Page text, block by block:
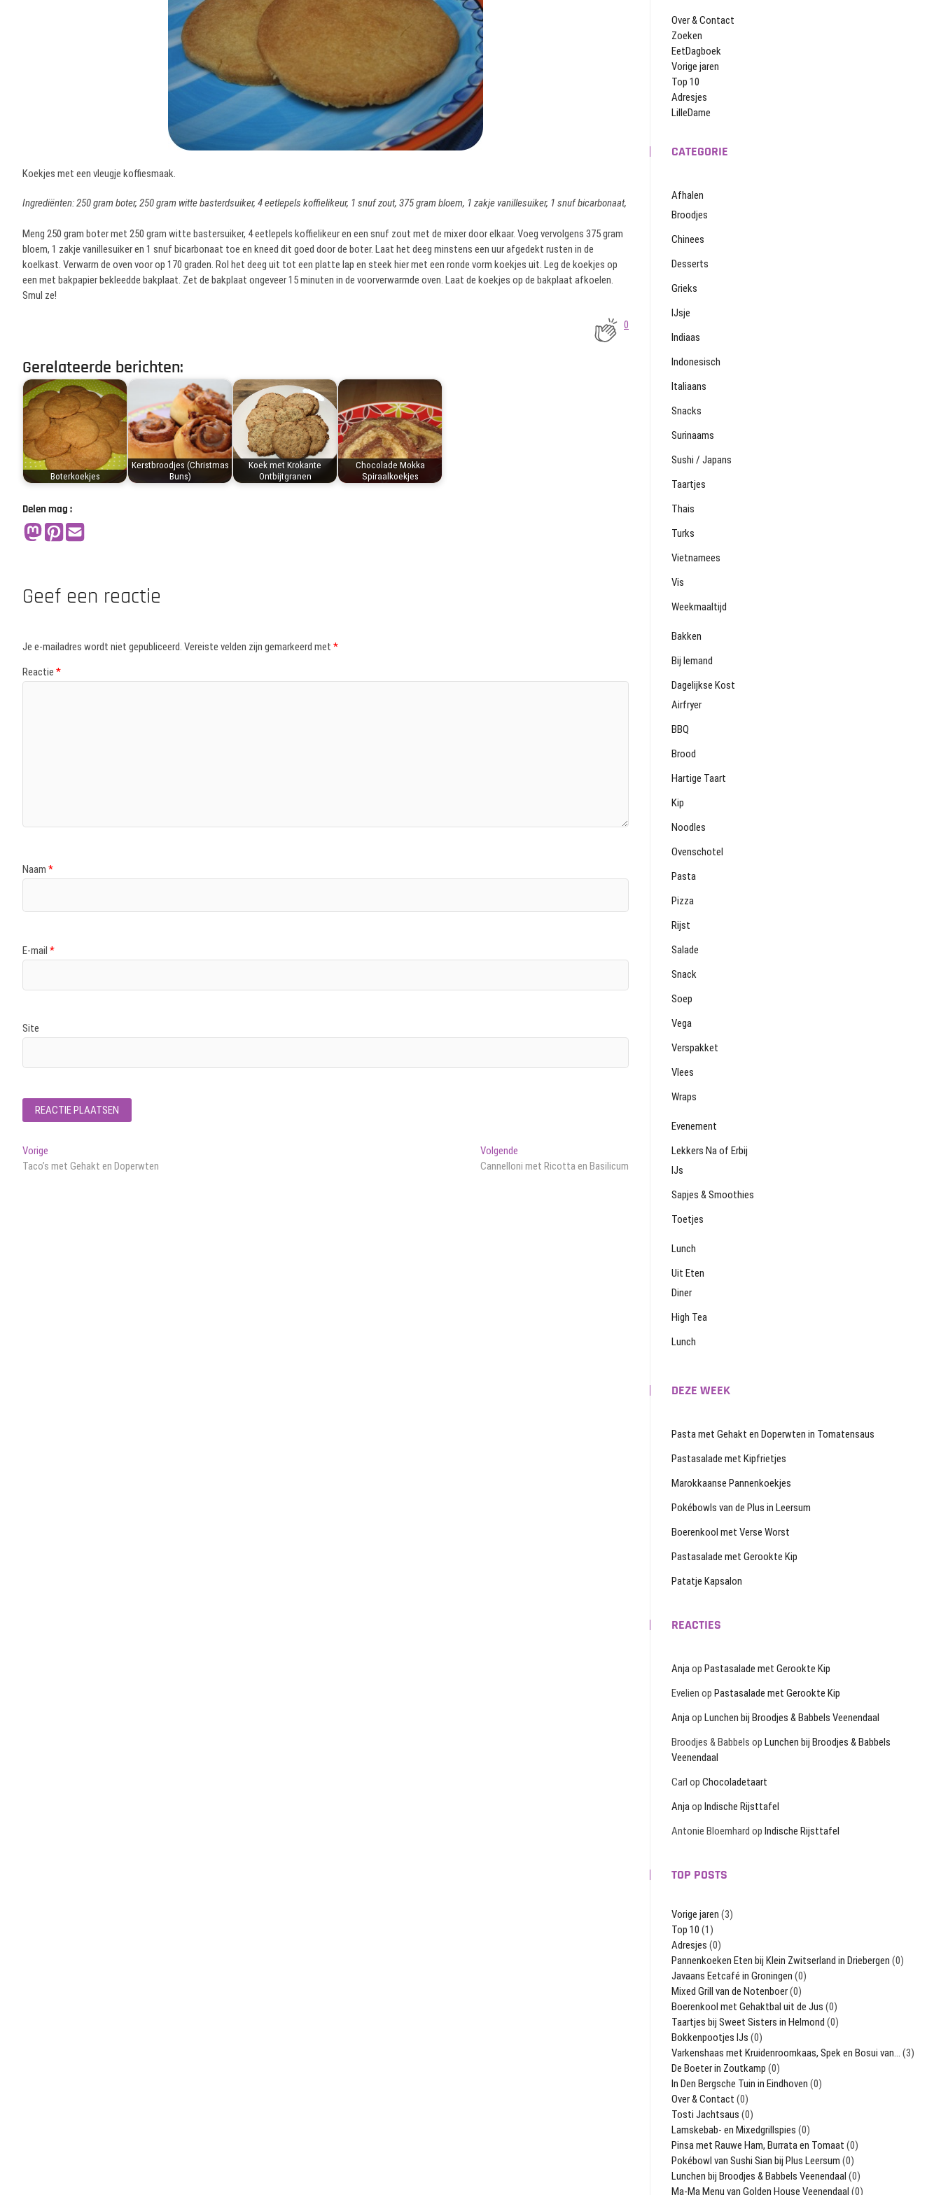
Koekjes met een vleugje koffiesmaak.
Ingrediënten: 250 gram boter, 250 gram witte basterdsuiker, 4 eetlepels koffielikeur, 1 snuf zout, 375 gram bloem, 1 zakje vanillesuiker, 1 snuf bicarbonaat,
Meng 250 gram boter met 250 gram witte bastersuiker, 4 eetlepels koffielikeur en een snuf zout met de mixer door elkaar. Voeg vervolgens 375 gram
bloem, 1 zakje vanillesuiker en 1 snuf bicarbonaat toe en kneed dit goed door de boter. Laat het deeg minstens een uur afgedekt rusten in de
koelkast. Verwarm de oven voor op 170 graden. Rol het deeg uit tot een platte lap en steek hier met een ronde vorm koekjes uit. Leg de koekjes op
een met bakpapier bekleedde bakplaat. Zet de bakplaat ongeveer 15 minuten in de voorverwarmde oven. Laat de koekjes op de bakplaat afkoelen.
Smul ze!
0
Gerelateerde berichten:
Boterkoekjes
Kerstbroodjes (Christmas
Buns)
Koek met Krokante
Ontbijtgranen
Chocolade Mokka
Spiraalkoekjes
Delen mag :
Geef een reactie
Je e-mailadres wordt niet gepubliceerd. Vereiste velden zijn gemarkeerd met *
Reactie *
Naam *
E-mail *
Site
Bericht
navigatie
Vorige
bericht:
Taco’s met Gehakt en Doperwten
Volgende
bericht:
Cannelloni met Ricotta en Basilicum
Over & Contact
Zoeken
EetDagboek
Vorige jaren
Top 10
Adresjes
LilleDame
CATEGORIE
Afhalen
Broodjes
Chinees
Desserts
Grieks
IJsje
Indiaas
Indonesisch
Italiaans
Snacks
Surinaams
Sushi / Japans
Taartjes
Thais
Turks
Vietnamees
Vis
Weekmaaltijd
Bakken
Bij Iemand
Dagelijkse Kost
Airfryer
BBQ
Brood
Hartige Taart
Kip
Noodles
Ovenschotel
Pasta
Pizza
Rijst
Salade
Snack
Soep
Vega
Verspakket
Vlees
Wraps
Evenement
Lekkers Na of Erbij
IJs
Sapjes & Smoothies
Toetjes
Lunch
Uit Eten
Diner
High Tea
Lunch
DEZE WEEK
Pasta met Gehakt en Doperwten in Tomatensaus
Pastasalade met Kipfrietjes
Marokkaanse Pannenkoekjes
Pokébowls van de Plus in Leersum
Boerenkool met Verse Worst
Pastasalade met Gerookte Kip
Patatje Kapsalon
REACTIES
Anjaop Pastasalade met Gerookte Kip
Evelien op Pastasalade met Gerookte Kip
Anjaop Lunchen bij Broodjes & Babbels Veenendaal
Broodjes & Babbels op Lunchen bij Broodjes & Babbels
Veenendaal
Carl op Chocoladetaart
Anjaop Indische Rijsttafel
Antonie Bloemhard op Indische Rijsttafel
TOP POSTS
Vorige jaren (3)
Top 10 (1)
Adresjes (0)
Pannenkoeken Eten bij Klein Zwitserland in Driebergen (0)
Javaans Eetcafé in Groningen (0)
Mixed Grill van de Notenboer(0)
Boerenkool met Gehaktbal uit de Jus (0)
Taartjes bij Sweet Sisters in Helmond (0)
Bokkenpootjes IJs (0)
Varkenshaas met Kruidenroomkaas, Spek en Bosui van… (3)
De Boeter in Zoutkamp (0)
In Den Bergsche Tuin in Eindhoven (0)
Over & Contact (0)
Tosti Jachtsaus (0)
Lamskebab- en Mixedgrillspies (0)
Pinsa met Rauwe Ham, Burrata en Tomaat (0)
Pokébowl van Sushi Sian bij Plus Leersum (0)
Lunchen bij Broodjes & Babbels Veenendaal (0)
Ma-Ma Menu van Golden House Veenendaal (0)